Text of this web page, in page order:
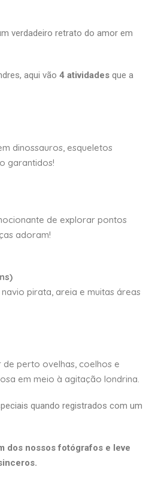
verdadeiro retrato do amor em
aqui vão 4 atividades que a
dinossauros, esqueletos
garantidos!
de explorar pontos
adoram!
pirata, areia e muitas áreas
perto ovelhas, coelhos e
em meio à agitação londrina.
quando registrados com um
dos nossos fotógrafos e leve